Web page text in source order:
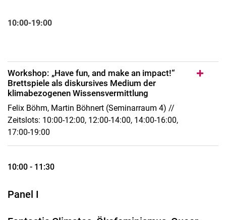
10:00-19:00
Workshop: „Have fun, and make an impact!“
Brettspiele als diskursives Medium der
klimabezogenen Wissensvermittlung
Felix Böhm, Martin Böhnert (Seminarraum 4) //
Zeitslots: 10:00-12:00, 12:00-14:00, 14:00-16:00,
17:00-19:00
10:00 - 11:30
Panel I